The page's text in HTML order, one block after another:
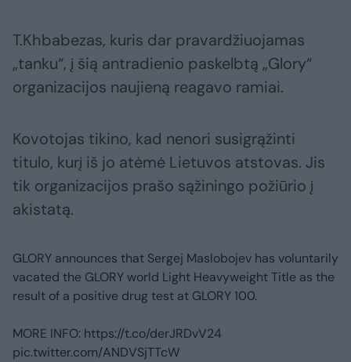
T.Khbabezas, kuris dar pravardžiuojamas
„tanku“, į šią antradienio paskelbtą „Glory“
organizacijos naujieną reagavo ramiai.
Kovotojas tikino, kad nenori susigrąžinti
titulo, kurį iš jo atėmė Lietuvos atstovas. Jis
tik organizacijos prašo sąžiningo požiūrio į
akistatą.
GLORY announces that Sergej Maslobojev has voluntarily
vacated the GLORY world Light Heavyweight Title as the
result of a positive drug test at GLORY 100.
MORE INFO: https://t.co/derJRDvV24
pic.twitter.com/ANDVSjTTcW